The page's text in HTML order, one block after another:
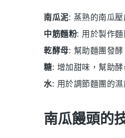
南瓜泥: 蒸熟的南瓜
中筋麵粉: 用於製作
乾酵母: 幫助麵團發
糖: 增加甜味，幫助
水: 用於調節麵團的
南瓜饅頭的